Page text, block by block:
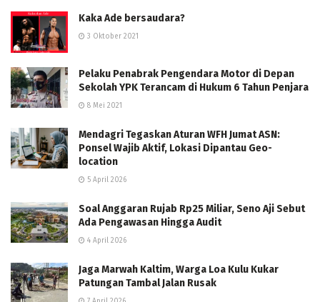
Kaka Ade bersaudara?
3 Oktober 2021
Pelaku Penabrak Pengendara Motor di Depan
Sekolah YPK Terancam di Hukum 6 Tahun Penjara
8 Mei 2021
Mendagri Tegaskan Aturan WFH Jumat ASN:
Ponsel Wajib Aktif, Lokasi Dipantau Geo-
location
5 April 2026
Soal Anggaran Rujab Rp25 Miliar, Seno Aji Sebut
Ada Pengawasan Hingga Audit
4 April 2026
Jaga Marwah Kaltim, Warga Loa Kulu Kukar
Patungan Tambal Jalan Rusak